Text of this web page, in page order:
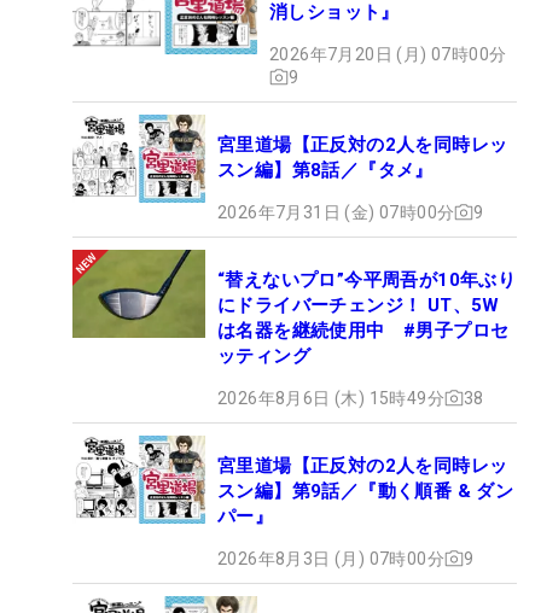
消しショット』
2026年7月20日 (月) 07時00分
9
宮里道場【正反対の2人を同時レッ
スン編】第8話／『タメ』
2026年7月31日 (金) 07時00分 9
“替えないプロ”今平周吾が10年ぶり
にドライバーチェンジ！ UT、5W
は名器を継続使用中 #男子プロセ
ッティング
2026年8月6日 (木) 15時49分 38
宮里道場【正反対の2人を同時レッ
スン編】第9話／『動く順番 & ダン
パー』
2026年8月3日 (月) 07時00分 9